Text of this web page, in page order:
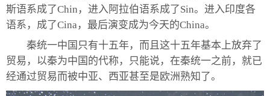
斯语系成了Chin，进入阿拉伯语系成了Sin。进入印度各
语系，成了Cina，最后演变成为今天的China。
秦统一中国只有十五年，而且这十五年基本上放弃了
贸易，以秦为中国的代称，只能说，在秦统一之前，就已
经通过贸易而被中亚、西亚甚至是欧洲熟知了。